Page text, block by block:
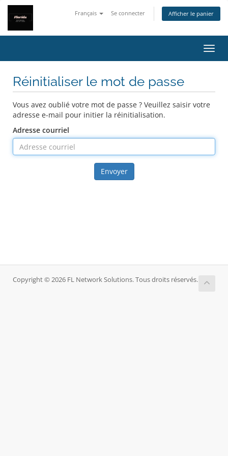
Français Se connecter Afficher le panier
Réinitialiser le mot de passe
Vous avez oublié votre mot de passe ? Veuillez saisir votre
adresse e-mail pour initier la réinitialisation.
Adresse courriel
Envoyer
Copyright © 2026 FL Network Solutions. Tous droits réservés.